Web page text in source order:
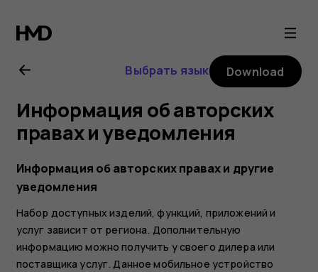
Nokia
6.2
user
guide
Выбрать язык Download
Информация об авторских
правах и уведомления
Информация об авторских правах и другие
уведомления
Набор доступных изделий, функций, приложений и
услуг зависит от региона. Дополнительную
информацию можно получить у своего дилера или
поставщика услуг. Данное мобильное устройство